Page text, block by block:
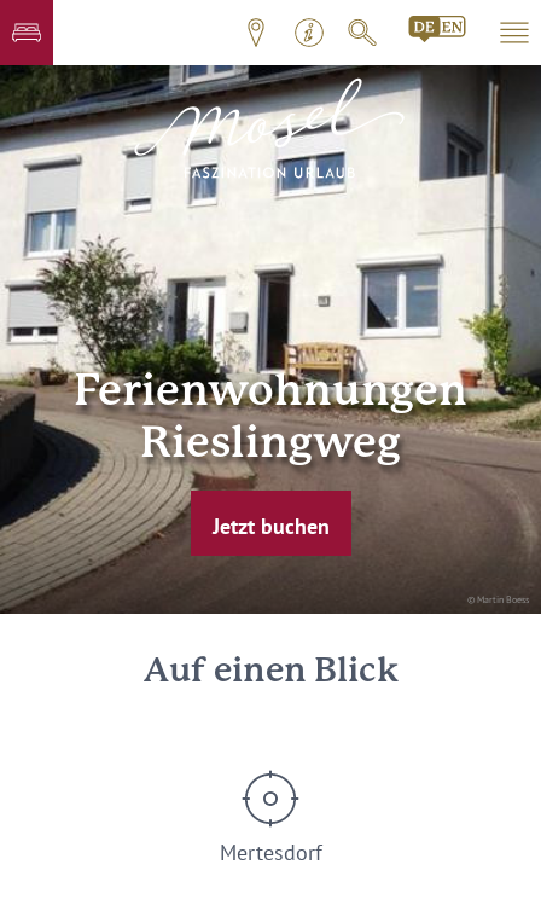
© Martin Boess
Ferienwohnungen
Rieslingweg
Jetzt buchen
Auf einen Blick
Mertesdorf